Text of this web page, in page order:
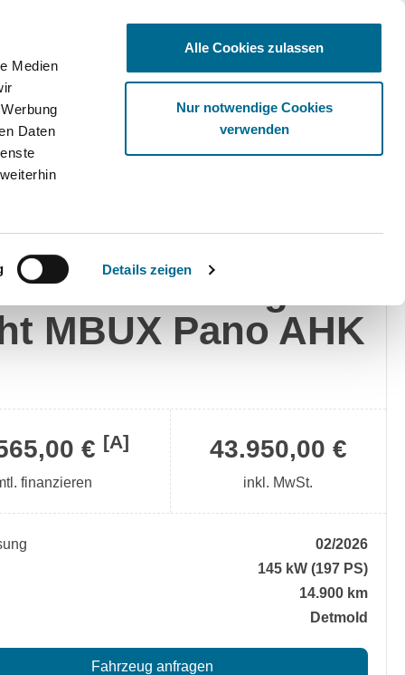
Medien
Daten
Details zeigen
Alle Cookies zulassen
Nur notwendige Cookies
verwenden
Benz
d T AMG Digital
MBUX Pano AHK
43.950,00 €
inkl. MwSt.
€ [A]
finanzieren
02/2026
145 kW (197 PS)
14.900 km
Detmold
Fahrzeug anfragen